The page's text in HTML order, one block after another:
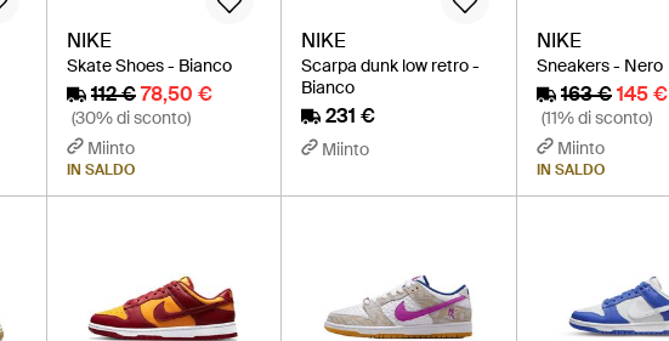
NIKE
Skate Shoes - Bianco
112 € 78,50 €
(30% di sconto)
Miinto
IN SALDO
NIKE
Scarpa dunk low retro -
Bianco
231 €
Miinto
NIKE
Sneakers - Nero
163 €145 €
(11% di sconto)
Miinto
IN SALDO